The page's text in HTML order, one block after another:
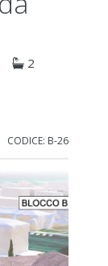
2
CODICE: B-26